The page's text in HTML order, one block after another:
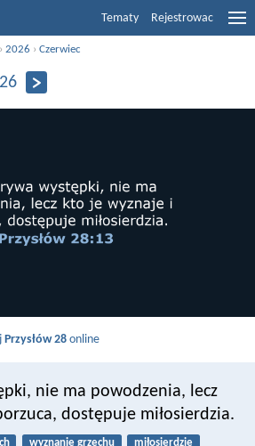
Tematy Rejestrowac
›2026 ›Czerwiec
Przysłów 28 online
nie ma powodzenia, lecz
dostępuje miłosierdzia.
wyznanie grzechu
miłosierdzie